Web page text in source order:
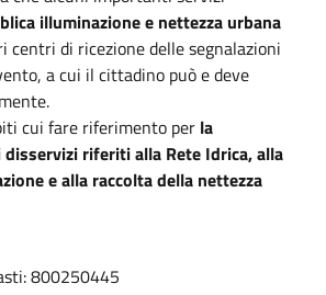
illuminazione e nettezza urbana
centri di ricezione delle segnalazioni
a cui il cittadino può e deve
cui fare riferimento per la
disservizi riferiti alla Rete Idrica, alla
e alla raccolta della nettezza
800250445